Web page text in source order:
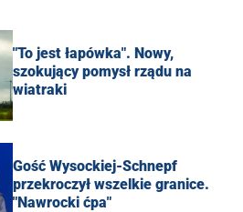
"To jest łapówka". Nowy,
szokujący pomysł rządu na
wiatraki
Gość Wysockiej-Schnepf
przekroczył wszelkie granice.
"Nawrocki ćpa"